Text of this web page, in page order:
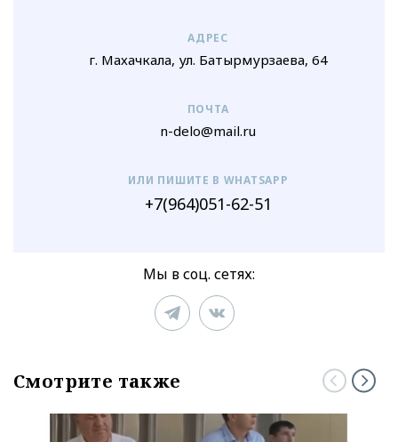
АДРЕС
г. Махачкала, ул. Батырмурзаева, 64
ПОЧТА
n-delo@mail.ru
ИЛИ ПИШИТЕ В WHATSAPP
+7(964)051-62-51
Мы в соц. сетях:
Смотрите также